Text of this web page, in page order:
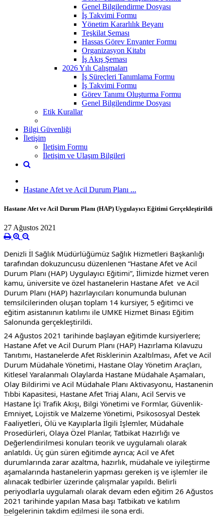
Genel Bilgilendirme Dosyası
İş Takvimi Formu
Yönetim Kararlılık Beyanı
Teşkilat Şeması
Hassas Görev Envanter Formu
Organizasyon Kitabı
İş Akış Şeması
2026 Yılı Çalışmaları
İş Süreçleri Tanımlama Formu
İş Takvimi Formu
Görev Tanımı Oluşturma Formu
Genel Bilgilendirme Dosyası
Etik Kurallar
Bilgi Güvenliği
İletişim
İletişim Formu
İletişim ve Ulaşım Bilgileri
Hastane Afet ve Acil Durum Planı ...
Hastane Afet ve Acil Durum Planı (HAP) Uygulayıcı Eğitimi Gerçekleştirildi
27 Ağustos 2021
Denizli İl Sağlık Müdürlüğümüz Sağlık Hizmetleri Başkanlığı
tarafından dokuzuncusu düzenlenen “Hastane Afet ve Acil
Durum Planı (HAP) Uygulayıcı Eğitimi”, İlimizde hizmet veren
kamu, üniversite ve özel hastanelerin Hastane Afet  ve Acil
Durum Planı (HAP) hazırlayıcıları konumunda bulunan
temsilcilerinden oluşan toplam 14 kursiyer, 5 eğitimci ve
eğitim asistanının katılımı ile UMKE Hizmet Binası Eğitim
Salonunda gerçekleştirildi.
24 Ağustos 2021 tarihinde başlayan eğitimde kursiyerlere;
Hastane Afet ve Acil Durum Planı (HAP) Hazırlama Kılavuzu
Tanıtımı, Hastanelerde Afet Risklerinin Azaltılması, Afet ve Acil
Durum Müdahale Yönetimi, Hastane Olay Yönetim Araçları,
Kitlesel Yaralanmalı Olaylarda Hastane Müdahale Aşamaları,
Olay Bildirimi ve Acil Müdahale Planı Aktivasyonu, Hastanenin
Tıbbi Kapasitesi, Hastane Afet Triaj Alanı, Acil Servis ve
Hastane İçi Trafik Akışı, Bilgi Yönetimi ve Formlar, Güvenlik-
Emniyet, Lojistik ve Malzeme Yönetimi, Psikososyal Destek
Faaliyetleri, Ölü ve Kayıplarla İlgili İşlemler, Müdahale
Prosedürleri, Olaya Özel Planlar, Tatbikat Hazırlığı ve
Değerlendirilmesi konuları teorik ve uygulamalı olarak
anlatıldı. Üç gün süren eğitimde ayrıca; Acil ve Afet
durumlarında zarar azaltma, hazırlık, müdahale ve iyileştirme
aşamalarında hastanelerin yapması gereken iş ve işlemler ile
alınacak tedbirler üzerinde çalışmalar yapıldı. Belirli
periyodlarla uygulamalı olarak devam eden eğitim 26 Ağustos
2021 tarihinde yapılan Masa başı Tatbikatı ve katılım
belgelerinin takdim edilmesi ile sona erdi.